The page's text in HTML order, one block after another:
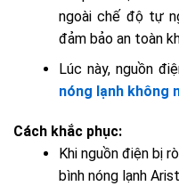
ngoài chế độ tự
đảm bảo an toàn
Lúc này, nguồn
nóng lạnh không
Cách khắc phục:
Khi nguồn điện bị
bình nóng lạnh